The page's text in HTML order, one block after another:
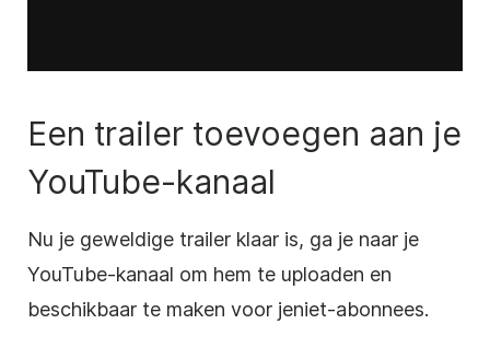
Een trailer toevoegen aan je
YouTube-kanaal
Nu je geweldige trailer klaar is, ga je naar je
YouTube-kanaal om hem te uploaden en
beschikbaar te maken voor jeniet-abonnees.